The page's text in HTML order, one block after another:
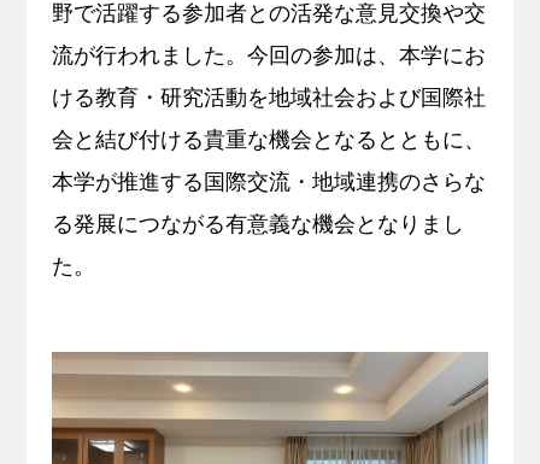
野で活躍する参加者との活発な意見交換や交
流が行われました。今回の参加は、本学にお
ける教育・ 研究活動を地域社会および国際社
会と結び付ける貴重な機会となる とともに、
本学が推進する国際交流・ 地域連携のさらな
る発展につながる有意義な機会となりまし
た。